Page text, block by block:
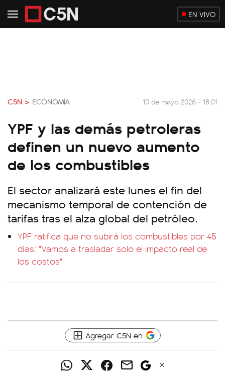
EN VIVO
C5N > ECONOMÍA 10 de mayo 2026 - 18:01
YPF y las demás petroleras
definen un nuevo aumento
de los combustibles
El sector analizará este lunes el fin del
mecanismo temporal de contención de
tarifas tras el alza global del petróleo.
YPF ratifica que no subirá los combustibles por 45
días: "Vamos a trasladar solo el impacto real de
los costos"
Agregar C5N en